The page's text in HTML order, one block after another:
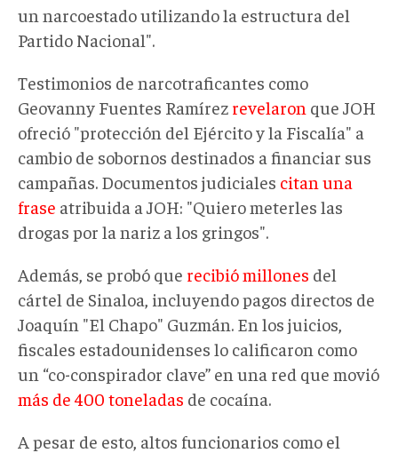
un narcoestado utilizando la estructura del
Partido Nacional".
Testimonios de narcotraficantes como
Geovanny Fuentes Ramírez revelaron que JOH
ofreció "protección del Ejército y la Fiscalía" a
cambio de sobornos destinados a financiar sus
campañas. Documentos judiciales citan una
frase atribuida a JOH: "Quiero meterles las
drogas por la nariz a los gringos".
Además, se probó que recibió millones del
cártel de Sinaloa, incluyendo pagos directos de
Joaquín "El Chapo" Guzmán. En los juicios,
fiscales estadounidenses lo calificaron como
un “co-conspirador clave” en una red que movió
más de 400 toneladas de cocaína.
A pesar de esto, altos funcionarios como el